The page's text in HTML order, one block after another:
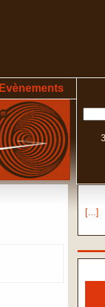
Evènements
[...]